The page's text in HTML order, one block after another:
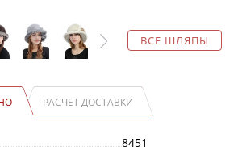
ВСЕ ШЛЯПЫ
РАСЧЕТ ДОСТАВКИ
8451